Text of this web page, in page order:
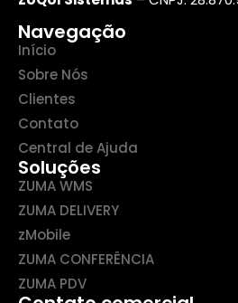
Navegação
Início
Sobre Nós
Clientes
Contato
Central de Ajuda
Soluções
ZUMA WMS
ZUMA DELIVERY
zMobile
ZUMA CONFERÊNCIA
ZUMA PDV